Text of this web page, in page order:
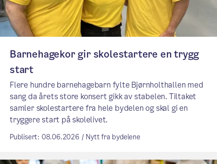
Barnehagekor gir skolestartere en trygg
start
Flere hundre barnehagebarn fylte Bjørnholthallen med
sang da årets store konsert gikk av stabelen. Tiltaket
samler skolestartere fra hele bydelen og skal gi en
tryggere start på skolelivet.
Publisert: 08.06.2026 / Nytt fra bydelene